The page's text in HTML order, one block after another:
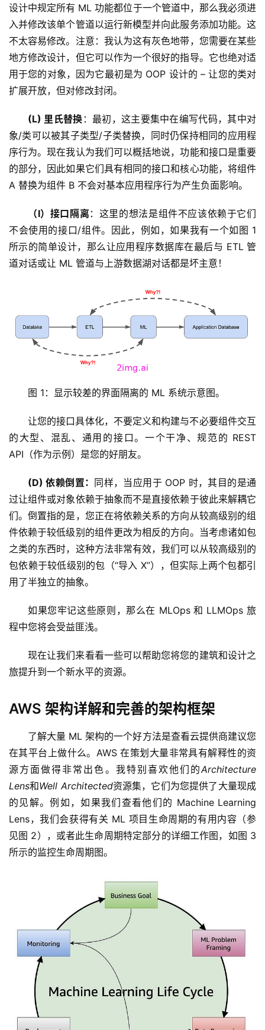
设计中规定所有 ML 功能都位于一个管道中，那么我必须进
入并修改该单个管道以运行新模型并向此服务添加功能。这
不太容易修改。注意：我认为这有灰色地带，您需要在某些
地方修改设计，但它可以作为一个很好的指导。它也绝对适
用于您的对象，因为它最初是为 OOP 设计的 – 让您的类对
扩展开放，但对修改封闭。
(L) 里氏替换 ：最初，这主要集中在编写代码，其中对
象/类可以被其子类型/子类替换，同时仍保持相同的应用程
序行为。现在我认为我们可以概括地说，功能和接口是重要
的部分，因此如果它们具有相同的接口和核心功能，将组件
A 替换为组件 B 不会对基本应用程序行为产生负面影响。
（I）接口隔离：这里的想法是组件不应该依赖于它们
不会使用的接口/组件。因此，例如，如果我有一个如图 1
所示的简单设计，那么让应用程序数据库在最后与 ETL 管
道对话或让 ML 管道与上游数据湖对话都是坏主意！
图 1：显示较差的界面隔离的 ML 系统示意图。
让您的接口具体化，不要定义和构建与不必要组件交互
的大型、混乱、通用的接口。一个干净、规范的 REST
API（作为示例）是您的好朋友。
(D) 依赖倒置： 同样，当应用于 OOP 时，其目的是通
过让组件或对象依赖于抽象而不是直接依赖于彼此来解耦它
们。倒置指的是，您正在将依赖关系的方向从较高级别的组
件依赖于较低级别的组件更改为相反的方向。当考虑诸如包
之类的东西时，这种方法非常有效，我们可以从较高级别的
包依赖于较低级别的包（“导入 X”），但实际上两个包都引
用了半独立的抽象。
如果您牢记这些原则，那么在 MLOps 和 LLMOps 旅
程中您将会受益匪浅。
现在让我们来看看一些可以帮助您将您的建筑和设计之
旅提升到一个新水平的资源。
AWS 架构详解和完善的架构框架
了解大量 ML 架构的一个好方法是查看云提供商建议您
在其平台上做什么。AWS 在策划大量非常具有解释性的资
源方面做得非常出色。我特别喜欢他们的Architecture
Lens和Well Architected资源集，它们为您提供了大量现成
的见解。例如，如果我们查看他们的 Machine Learning
Lens，我们会获得有关 ML 项目生命周期的有用内容（参
见图 2），或者此生命周期特定部分的详细工作图，如图 3
所示的监控生命周期图。